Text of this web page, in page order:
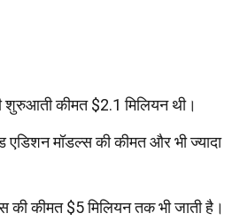
शुरुआती कीमत $2.1 मिलियन थी।
एडिशन मॉडल्स की कीमत और भी ज्यादा
की कीमत $5 मिलियन तक भी जाती है।